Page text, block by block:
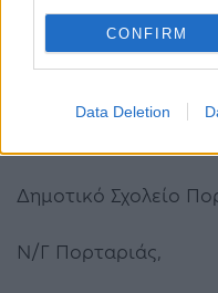
CONFIRM
Data Deletion
1ο Νηπιαγωγείο
Δημοτικό Σχολείο
Ν/Γ Πορταριάς,